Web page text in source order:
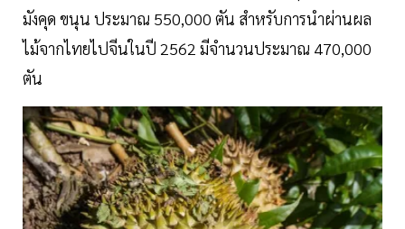
มังคุด ขนุน ประมาณ 550,000 ตัน สำหรับการนำผ่านผล
ไม้จากไทยไปจีนในปี 2562 มีจำนวนประมาณ 470,000
ตัน